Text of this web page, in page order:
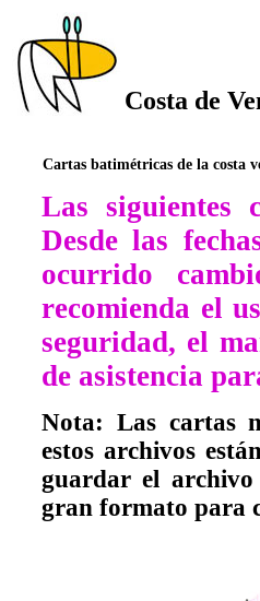
Costa de
Cartas batimétricas de la costa
Las siguientes
Desde las
ocurrido
recomienda el
seguridad, el
de asistencia
Nota: Las cartas
estos archivos
guardar el
gran formato para